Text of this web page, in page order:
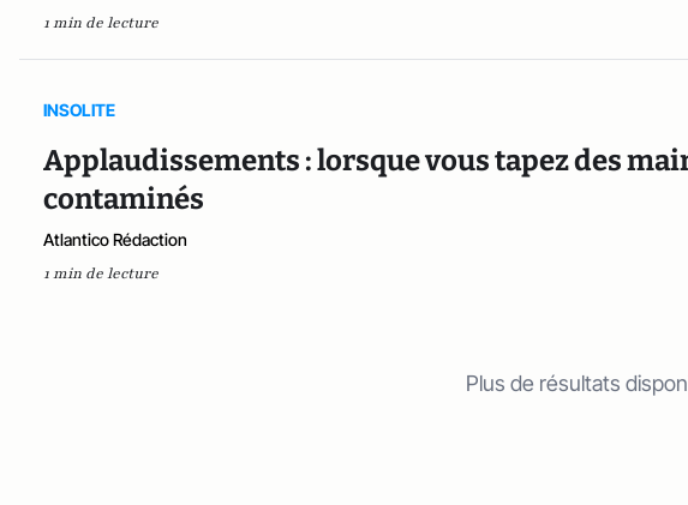
1 min de lecture
INSOLITE
Applaudissements : lorsque vous tapez des
contaminés
Atlantico Rédaction
1 min de lecture
Plus de résultats